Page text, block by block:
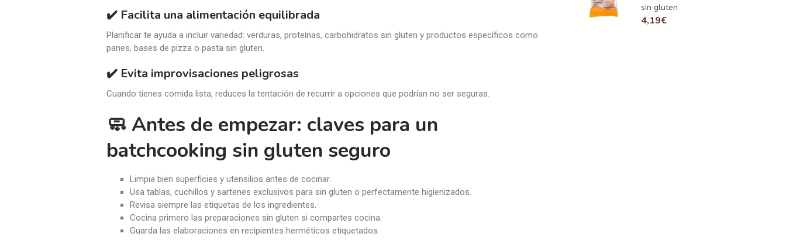
✔️ Facilita una alimentación equilibrada
Planificar te ayuda a incluir variedad: verduras, proteínas, carbohidratos sin gluten y productos específicos como
panes, bases de pizza o pasta sin gluten.
✔️ Evita improvisaciones peligrosas
Cuando tienes comida lista, reduces la tentación de recurrir a opciones que podrían no ser seguras.
🧼 Antes de empezar: claves para un
batchcooking sin gluten seguro
Limpia bien superficies y utensilios antes de cocinar.
Usa tablas, cuchillos y sartenes exclusivos para sin gluten o perfectamente higienizados.
Revisa siempre las etiquetas de los ingredientes.
Cocina primero las preparaciones sin gluten si compartes cocina.
Guarda las elaboraciones en recipientes herméticos etiquetados.
sin gluten
4,19€